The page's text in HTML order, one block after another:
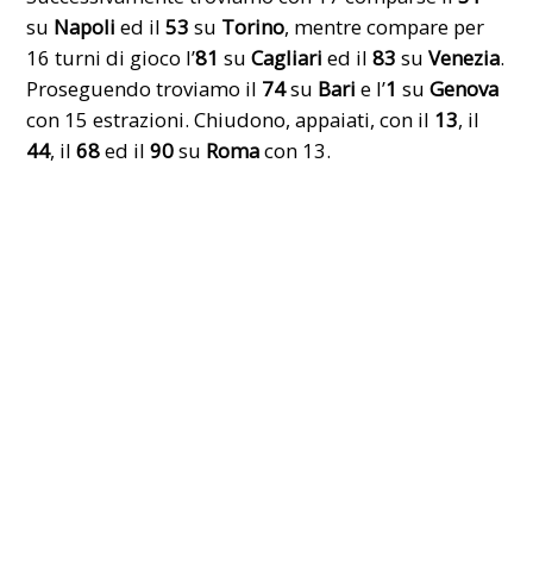
su Napoli ed il53 su Torino, mentre compare per
16 turni di gioco l’81 suCagliari ed il 83suVenezia.
Proseguendo troviamo il 74su Bari e l’1suGenova
con 15 estrazioni. Chiudono, appaiati, con il 13, il
44, il68ed il90su Romacon 13.